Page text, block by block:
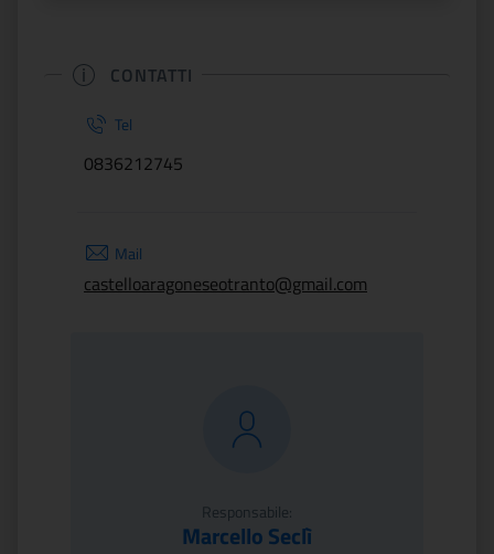
CONTATTI
Tel
0836212745
Mail
castelloaragoneseotranto@gmail.com
Responsabile:
Marcello Seclì